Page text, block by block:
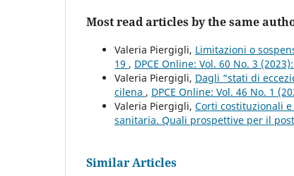
Most read articles by the same
Valeria Piergigli, Limitazioni o
19 , DPCE Online: Vol. 60 No. 3
Valeria Piergigli, Dagli “stati di
cilena , DPCE Online: Vol. 46 No. 1
Valeria Piergigli, Corti costituzionali
sanitaria. Quali prospettive per il
Similar Articles